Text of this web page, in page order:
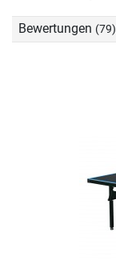
Bewertungen (79)